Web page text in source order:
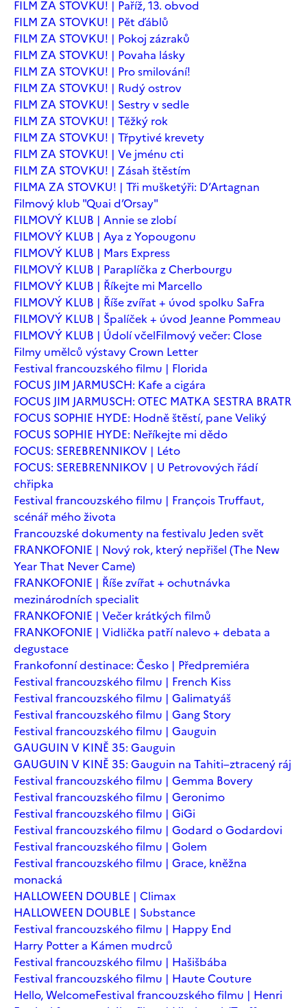
FILM ZA STOVKU! | Paříž, 13. obvod
FILM ZA STOVKU! | Pět ďáblů
FILM ZA STOVKU! | Pokoj zázraků
FILM ZA STOVKU! | Povaha lásky
FILM ZA STOVKU! | Pro smilování!
FILM ZA STOVKU! | Rudý ostrov
FILM ZA STOVKU! | Sestry v sedle
FILM ZA STOVKU! | Těžký rok
FILM ZA STOVKU! | Třpytivé krevety
FILM ZA STOVKU! | Ve jménu cti
FILM ZA STOVKU! | Zásah štěstím
FILMA ZA STOVKU! | Tři mušketýři: D’Artagnan
Filmový klub "Quai d’Orsay"
FILMOVÝ KLUB | Annie se zlobí
FILMOVÝ KLUB | Aya z Yopougonu
FILMOVÝ KLUB | Mars Express
FILMOVÝ KLUB | Paraplíčka z Cherbourgu
FILMOVÝ KLUB | Říkejte mi Marcello
FILMOVÝ KLUB | Říše zvířat + úvod spolku SaFra
FILMOVÝ KLUB | Špalíček + úvod Jeanne Pommeau
FILMOVÝ KLUB | Údolí včelFilmový večer: Close
Filmy umělců výstavy Crown Letter
Festival francouzského filmu | Florida
FOCUS JIM JARMUSCH: Kafe a cigára
FOCUS JIM JARMUSCH: OTEC MATKA SESTRA BRATR
FOCUS SOPHIE HYDE: Hodně štěstí, pane Veliký
FOCUS SOPHIE HYDE: Neříkejte mi dědo
FOCUS: SEREBRENNIKOV | Léto
FOCUS: SEREBRENNIKOV | U Petrovových řádí
chřipka
Festival francouzského filmu | François Truffaut,
scénář mého života
Francouzské dokumenty na festivalu Jeden svět
FRANKOFONIE | Nový rok, který nepřišel (The New
Year That Never Came)
FRANKOFONIE | Říše zvířat + ochutnávka
mezinárodních specialit
FRANKOFONIE | Večer krátkých filmů
FRANKOFONIE | Vidlička patří nalevo + debata a
degustace
Frankofonní destinace: Česko | Předpremiéra
Festival francouzského filmu | French Kiss
Festival francouzského filmu | Galimatyáš
Festival francouzského filmu | Gang Story
Festival francouzského filmu | Gauguin
GAUGUIN V KINĚ 35: Gauguin
GAUGUIN V KINĚ 35: Gauguin na Tahiti–ztracený ráj
Festival francouzského filmu | Gemma Bovery
Festival francouzského filmu | Geronimo
Festival francouzského filmu | GiGi
Festival francouzského filmu | Godard o Godardovi
Festival francouzského filmu | Golem
Festival francouzského filmu | Grace, kněžna
monacká
HALLOWEEN DOUBLE | Climax
HALLOWEEN DOUBLE | Substance
Festival francouzského filmu | Happy End
Harry Potter a Kámen mudrců
Festival francouzského filmu | Hašišbába
Festival francouzského filmu | Haute Couture
Hello, WelcomeFestival francouzského filmu | Henri